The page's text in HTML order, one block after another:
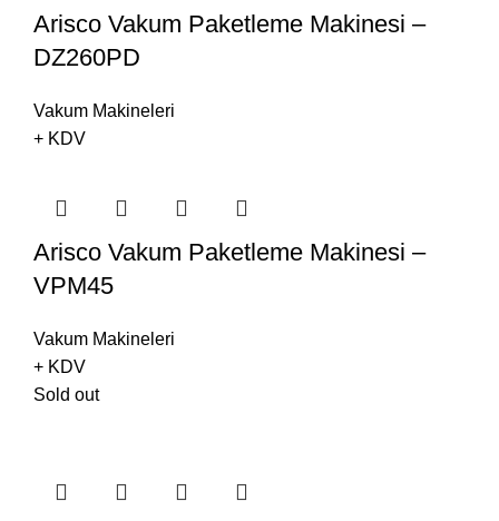
Arisco Vakum Paketleme Makinesi –
DZ260PD
Vakum Makineleri
+ KDV
Arisco Vakum Paketleme Makinesi –
VPM45
Vakum Makineleri
+ KDV
Sold out